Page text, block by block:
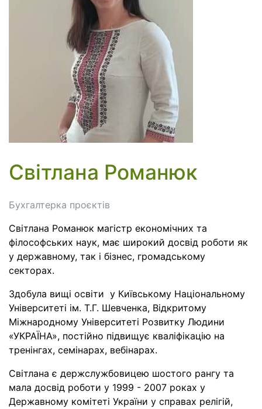
Світлана Романюк
Бухгалтерка проєктів
Світлана Романюк магістр економічних та
філософських наук, має широкий досвід роботи як
у державному, так і бізнес, громадському
секторах.
Здобула вищі освіти у Київському Національному
Університеті ім. Т.Г. Шевченка, Відкритому
Міжнародному Університеті Розвитку Людини
«УКРАЇНА», постійно підвищує кваліфікацію на
тренінгах, семінарах, вебінарах.
Світлана є держслужбовицею шостого рангу та
мала досвід роботи у 1999 - 2007 роках у
Державному комітеті України у справах релігій,